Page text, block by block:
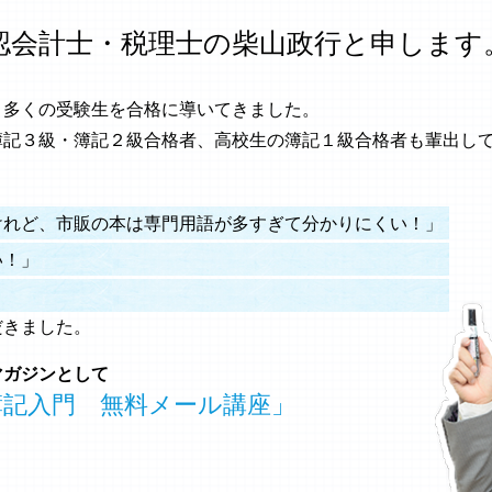
計士・税理士の柴山政行と申します
くの受験生を合格に導いてきました。
３級・簿記２級合格者、高校生の簿記１級合格者も輩出し
ど、市販の本は専門用語が多すぎて分かりにくい！」
」
ました。
ジンとして
入門 無料メール講座」